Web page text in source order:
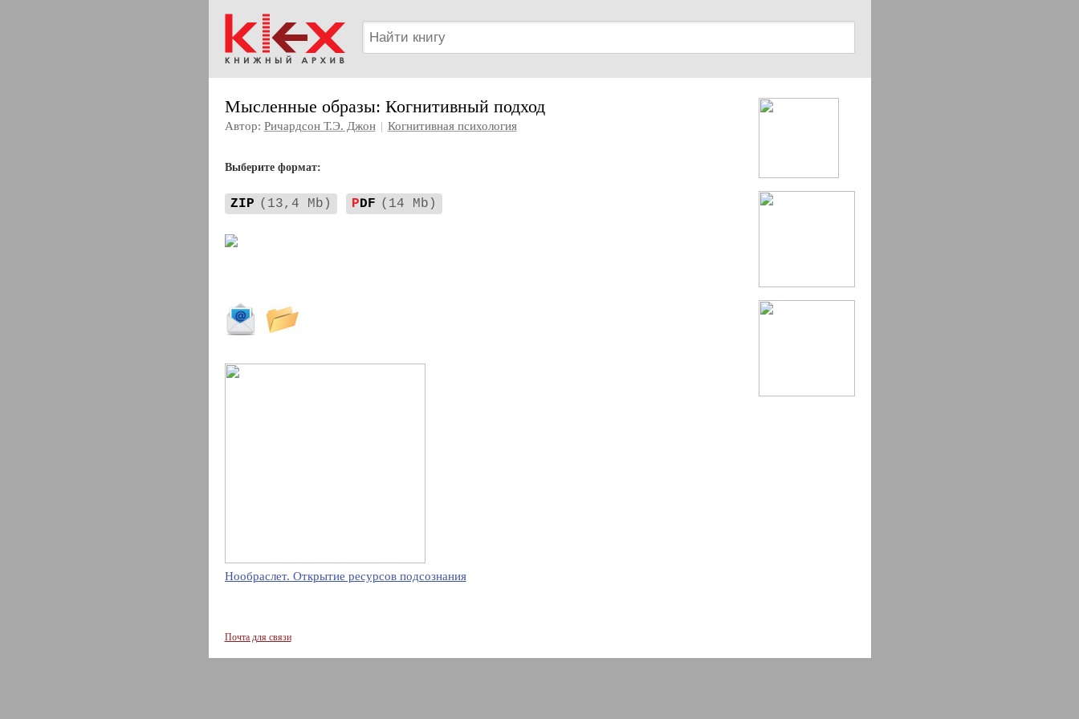
Мысленные образы: Когнитивный подход
Автор: Ричардсон Т.Э. Джон | Когнитивная психология
Выберите формат:
ZIP (13,4 Mb) PDF (14 Mb)
Нообраслет. Открытие ресурсов подсознания
Почта для связи